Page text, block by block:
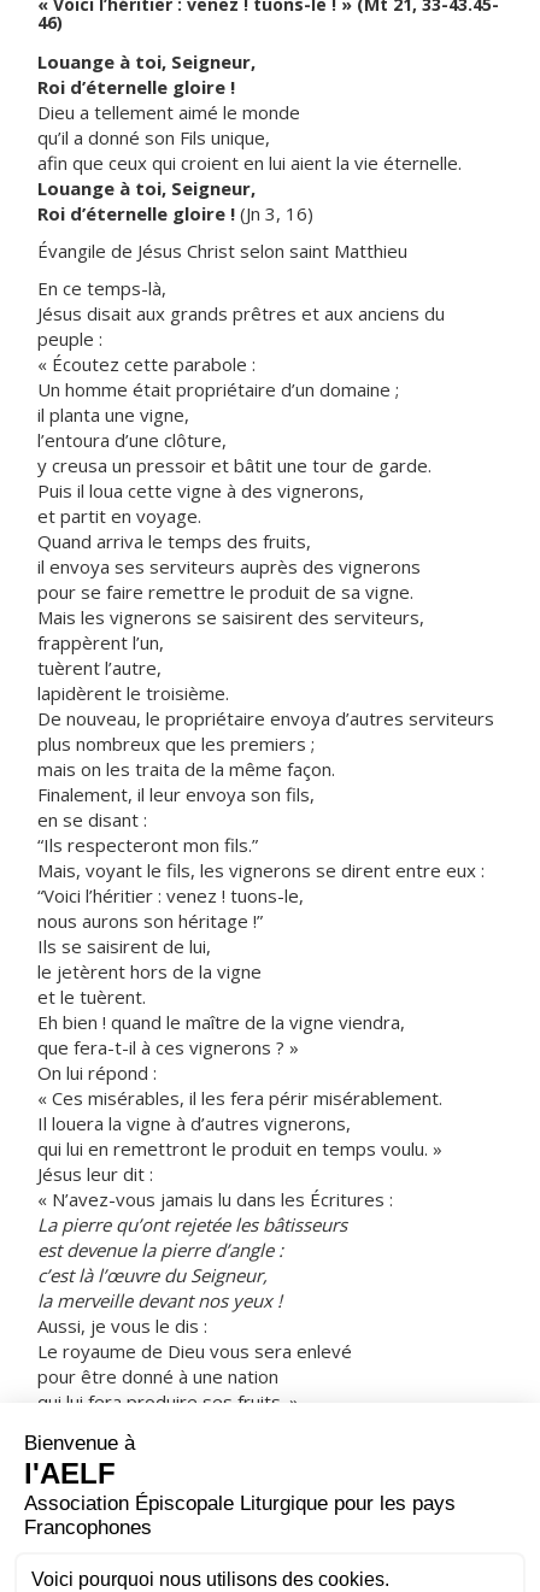
46)
Louange à toi, Seigneur,
Roi d’éternelle gloire !
Dieu a tellement aimé le monde
qu’il a donné son Fils unique,
afin que ceux qui croient en lui aient la vie éternelle.
Louange à toi, Seigneur,
Roi d’éternelle gloire ! (Jn 3, 16)
Évangile de Jésus Christ selon saint Matthieu
En ce temps-là,
Jésus disait aux grands prêtres et aux anciens du
peuple :
« Écoutez cette parabole :
Un homme était propriétaire d’un domaine ;
il planta une vigne,
l’entoura d’une clôture,
y creusa un pressoir et bâtit une tour de garde.
Puis il loua cette vigne à des vignerons,
et partit en voyage.
Quand arriva le temps des fruits,
il envoya ses serviteurs auprès des vignerons
pour se faire remettre le produit de sa vigne.
Mais les vignerons se saisirent des serviteurs,
frappèrent l’un,
tuèrent l’autre,
lapidèrent le troisième.
De nouveau, le propriétaire envoya d’autres serviteurs
plus nombreux que les premiers ;
mais on les traita de la même façon.
Finalement, il leur envoya son fils,
en se disant :
“Ils respecteront mon fils.”
Mais, voyant le fils, les vignerons se dirent entre eux :
“Voici l’héritier : venez ! tuons-le,
nous aurons son héritage !”
Ils se saisirent de lui,
le jetèrent hors de la vigne
et le tuèrent.
Eh bien ! quand le maître de la vigne viendra,
que fera-t-il à ces vignerons ? »
On lui répond :
« Ces misérables, il les fera périr misérablement.
Il louera la vigne à d’autres vignerons,
qui lui en remettront le produit en temps voulu. »
Jésus leur dit :
« N’avez-vous jamais lu dans les Écritures :
La pierre qu’ont rejetée les bâtisseurs
est devenue la pierre d’angle :
c’est là l’œuvre du Seigneur,
la merveille devant nos yeux !
Aussi, je vous le dis :
Le royaume de Dieu vous sera enlevé
pour être donné à une nation
qui lui fera produire ses fruits. »
En entendant les paraboles de Jésus,
les grands prêtres et les pharisiens
avaient bien compris qu’il parlait d’eux.
Tout en cherchant à l’arrêter,
ils eurent peur des foules,
parce qu’elles le tenaient pour un prophète.